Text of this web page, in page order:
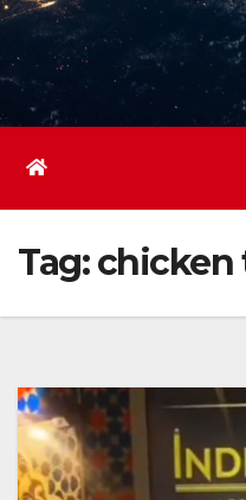
Tag:chicken